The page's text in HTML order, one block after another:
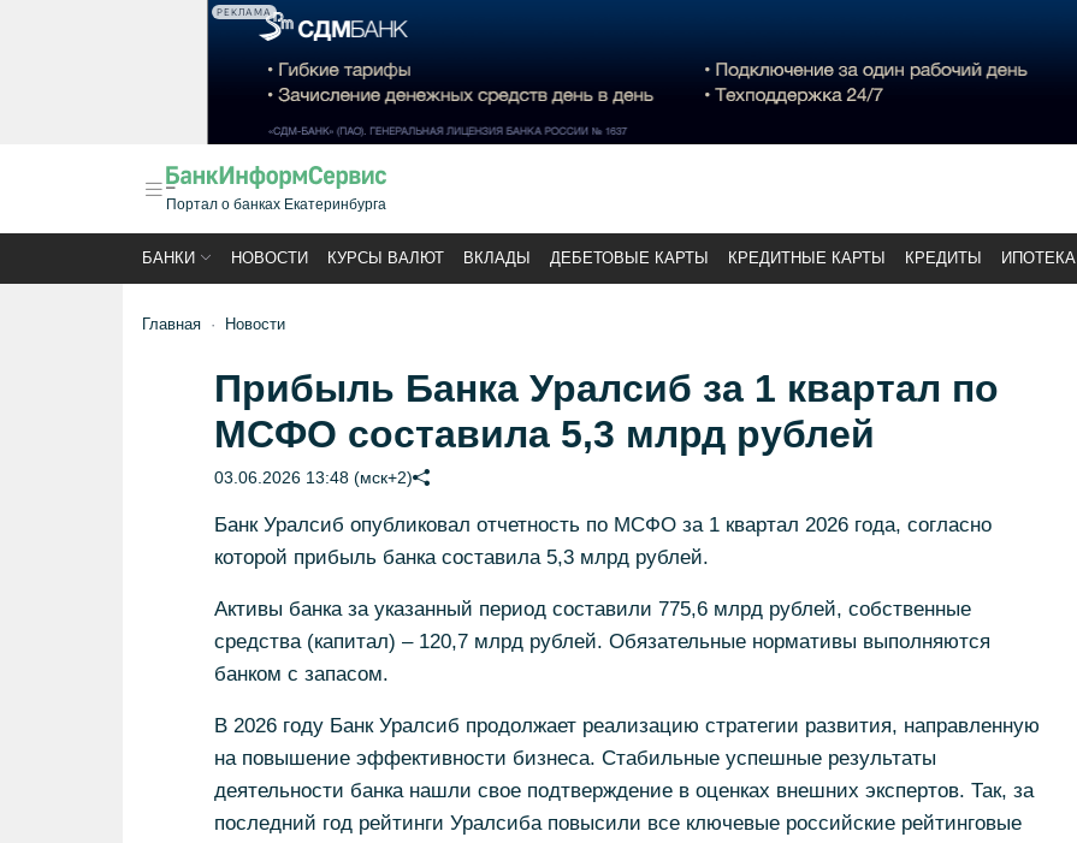
РЕКЛАМА
Портал о банках Екатеринбурга
БАНКИ НОВОСТИ КУРСЫ ВАЛЮТ ВКЛАДЫ ДЕБЕТОВЫЕ КАРТЫ КРЕДИТНЫЕ КАРТЫ КРЕДИТЫ ИПОТЕКА
Главная Новости
Прибыль Банка Уралсиб за 1 квартал по
МСФО составила 5,3 млрд рублей
03.06.2026 13:48 (мск+2)
Банк Уралсиб опубликовал отчетность по МСФО за 1 квартал 2026 года, согласно
которой прибыль банка составила 5,3 млрд рублей.
Активы банка за указанный период составили 775,6 млрд рублей, собственные
средства (капитал) – 120,7 млрд рублей. Обязательные нормативы выполняются
банком с запасом.
В 2026 году Банк Уралсиб продолжает реализацию стратегии развития, направленную
на повышение эффективности бизнеса. Стабильные успешные результаты
деятельности банка нашли свое подтверждение в оценках внешних экспертов. Так, за
последний год рейтинги Уралсиба повысили все ключевые российские рейтинговые